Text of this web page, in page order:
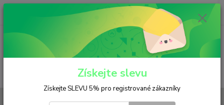
(Po-Pá, 6:30-15 hod.)
ks
0 Kč
Získejte slevu
Získejte SLEVU 5% pro registrované zákazníky